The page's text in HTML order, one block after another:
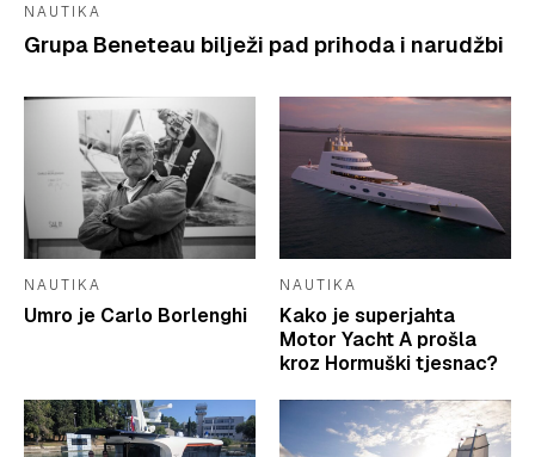
NAUTIKA
Grupa Beneteau bilježi pad prihoda i narudžbi
NAUTIKA
Umro je Carlo Borlenghi
NAUTIKA
Kako je superjahta
Motor Yacht A prošla
kroz Hormuški tjesnac?